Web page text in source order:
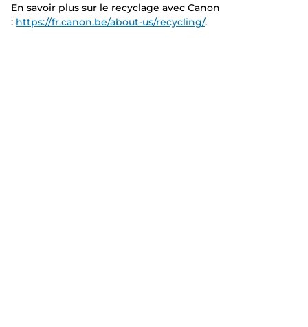
En savoir plus sur le recyclage avec Canon
: https://fr.canon.be/about-us/recycling/.